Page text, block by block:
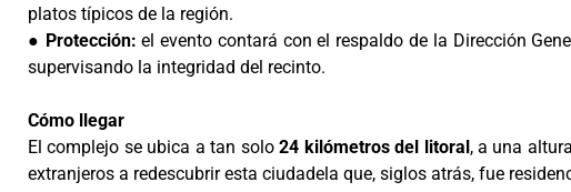
platos típicos de la región.
● Protección: el evento contará con el respaldo de la Dirección
supervisando la integridad del recinto.
Cómo llegar
El complejo se ubica a tan solo24 kilómetros del litoral , a una
extranjeros a redescubrir esta ciudadela que, siglos atrás, fue